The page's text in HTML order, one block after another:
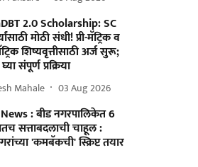
2.0 Scholarship: SC
मोठी संधी! प्री-मॅट्रिक व
शिष्यवृत्तीसाठी अर्ज सुरू;
संपूर्ण प्रक्रिया
Mahale 03 Aug 2026
: बीड नगरपालिकेत 6
सत्ताबदलाची चाहूल :
'कमबॅकची' स्क्रिप्ट तयार